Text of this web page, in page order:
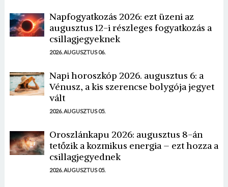
Napfogyatkozás 2026: ezt üzeni az
augusztus 12-i részleges fogyatkozás a
csillagjegyeknek
2026. AUGUSZTUS 06.
Napi horoszkóp 2026. augusztus 6: a
Vénusz, a kis szerencse bolygója jegyet
vált
2026. AUGUSZTUS 05.
Oroszlánkapu 2026: augusztus 8-án
tetőzik a kozmikus energia – ezt hozza a
csillagjegyednek
2026. AUGUSZTUS 05.